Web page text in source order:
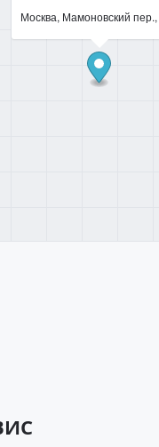
Москва, Мамоновский пер.,